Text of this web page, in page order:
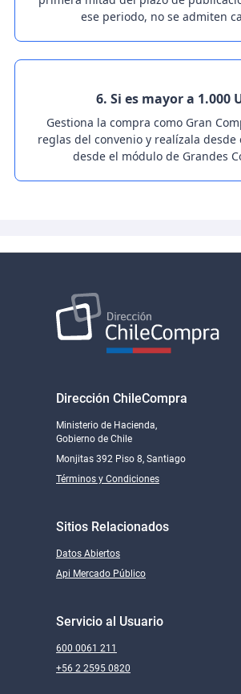
ese periodo, no se admiten
6. Si es mayor a 1.000
Gestiona la compra como Gran
reglas del convenio y realízala desde
desde el módulo de Grandes
Dirección ChileCompra
Ministerio de Hacienda,
Gobierno de Chile
Monjitas 392 Piso 8, Santiago
Términos y Condiciones
Sitios Relacionados
Datos Abiertos
Api Mercado Público
Servicio al Usuario
600 0061 211
+56 2 2595 0820